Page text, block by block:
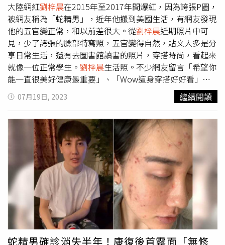
大陸網紅劉梓晨在2015年至2017年間爆紅，因為誇張P圖，
被網友稱為「蛇精男」，近年他搬到美國生活，有網友發現
他的五官變正常，和以前差很大。從劉梓晨近期照片中可
見，少了誇張的臉部特寫照，五官變得自然，貼文大多是分
享日常生活，還有去圖書館讀書的照片，穿搭時尚，看起來
就像一位正常學生。 劉梓晨生活照。不少網友留言「希望你
能一直很美好健康最重要」、「Wow這身穿搭好好看」、
「好久不見」、「變正常起來了」、「越來越自然，越好看
了」、「好久沒滑到怎麼正常了，以前不是那個樣子的」、
「看著現在的照片覺得挺好看的，我覺得不錯」、「你的審
美終於正常了」，也有人疑惑，「你是做什麼職業的？為什
麼這麼有錢？這個問題困擾我多年了」。
劉梓晨
18日發文
說，很多人說他狀態看起來很差，因為他最近看起來比較憂
鬱，「加上又確診新冠又陽了，高燒症狀到去了急診，整個
人都快崩潰了，謝謝各位的關心也不知道說什麼了，你們記
得保護好自己。」劉梓晨在2021年的一篇文章談到，他常
收到有容貌焦慮的粉絲私訊，他看了很不舒服也安慰很多
人，而他想說，世上每個人都是不同的個體，美醜胖瘦不能
成為評斷一個人的標準。劉梓晨
強調，大家能做的就是愛自
己，而他之前有想當美妝部落客，但又沒什麼自信所以就放
07月19日, 2023 繼續閱讀
蛇精男確診消失半年！康復後首露面「無修